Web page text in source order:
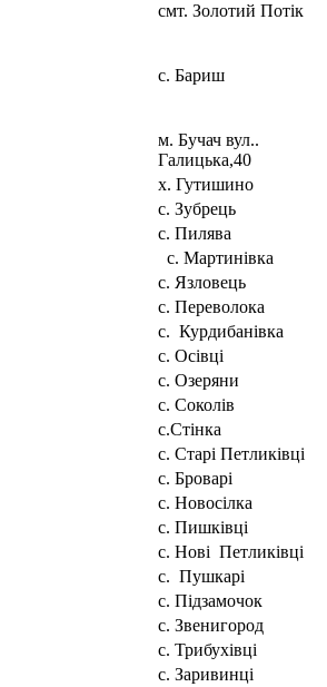
смт. Золотий Потік
с. Бариш
м. Бучач вул..
Галицька,40
х. Гутишино
с. Зубрець
с. Пилява
с. Мартинівка
с. Язловець
с. Переволока
с. Курдибанівка
с. Осівці
с. Озеряни
с. Соколів
с.Стінка
с. Старі Петликівці
с. Броварі
с. Новосілка
с. Пишківці
с. Нові Петликівці
с. Пушкарі
с. Підзамочок
с. Звенигород
с. Трибухівці
с. Заривинці